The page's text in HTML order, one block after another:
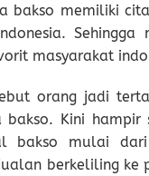
bakso memiliki
Sehingga
masyarakat
orang jadi
bakso. Kini hampir
bakso mulai
berkeliling ke